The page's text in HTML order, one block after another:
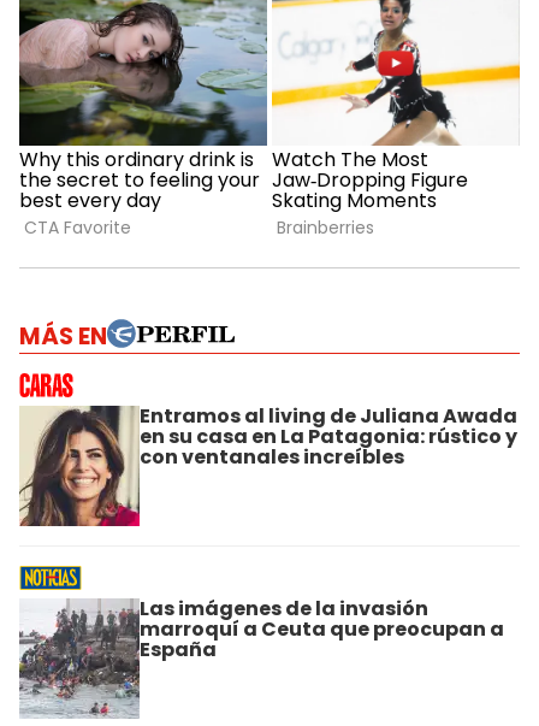
MÁS EN
Entramos al living de Juliana Awada
en su casa en La Patagonia: rústico y
con ventanales increíbles
Las imágenes de la invasión
marroquí a Ceuta que preocupan a
España